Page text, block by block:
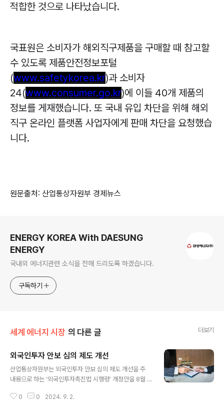
적합한 것으로 나타났습니다.
국표원은 소비자가 해외직구제품을 구매할 때 참고할
수 있도록 제품안전정보포털
(www.safetykorea.kr)과 소비자
24(www.consumer.go.kr)에 이들 40개 제품의
정보를 게재했습니다. 또 국내 유입 차단을 위해 해외
직구 온라인 플랫폼 사업자에게 판매 차단을 요청했습
니다.
원문출처: 산업통상자원부 경제뉴스
ENERGY KOREA With DAESUNG
ENERGY
국내외 에너지관련 소식을 전해 드리도록 하겠습니다.
구독하기
세계 에너지 시장 의 다른 글 더보기
외국인투자 안보 심의 제도 개선
산업통상자원부는 외국인투자 안보 심의 제도 개선을 주
내용으로 하는 ‘외국인투자촉진법 시행령’ 개정안을 8월 2
니다. 우선, 외국인이 자발적으로 신고하지 않은 경우에도
0 0 2024. 9. 2.